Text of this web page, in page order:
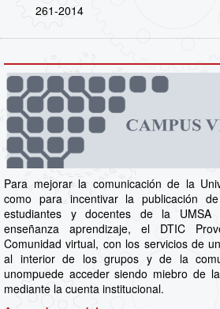
261-2014
Para mejorar la comunicación de la
como para incentivar la publicación
estudiantes y docentes de la UMSA
enseñanza aprendizaje, el DTIC
Comunidad virtual, con los servicios de
al interior de los grupos y de la
unompuede acceder siendo miebro de
mediante la cuenta institucional.